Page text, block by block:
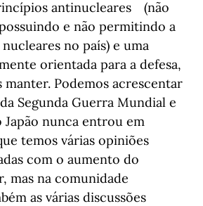
antinucleares (não
e não permitindo a
no país) e uma
orientada para a defesa,
manter. Podemos acrescentar
Segunda Guerra Mundial e
Japão nunca entrou em
temos várias opiniões
com o aumento do
mas na comunidade
as várias discussões